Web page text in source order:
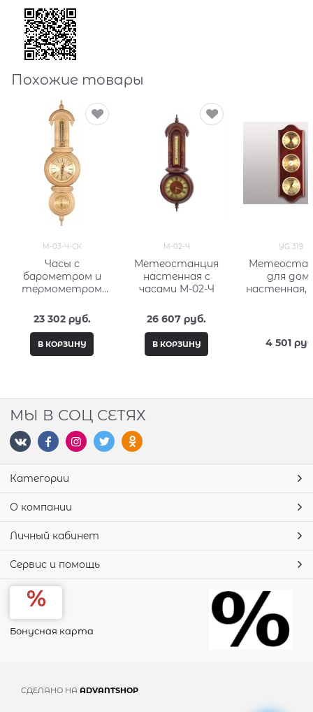
Похожие товары
М-03-Ч-СК
Часы с
барометром и
термометром
Ч-СК
23 302 руб.
В КОРЗИНУ
М-02-Ч
Метеостанция
настенная с
часами М-02-Ч
26 607 руб.
В КОРЗИНУ
YG 319
для
настенная,
4 501
МЫ В СОЦ СЕТЯХ
Категории
О компании
Личный кабинет
Сервис и помощь
Бонусная карта
СДЕЛАНО НА ADVANTSHOP